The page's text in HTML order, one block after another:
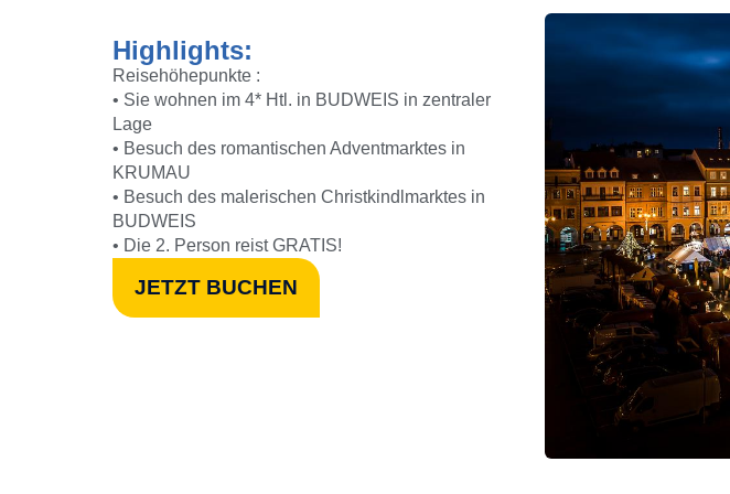
Highlights:
Reisehöhepunkte :
• Sie wohnen im 4* Htl. in BUDWEIS in zentraler
Lage
• Besuch des romantischen Adventmarktes in
KRUMAU
• Besuch des malerischen Christkindlmarktes in
BUDWEIS
• Die 2. Person reist GRATIS!
JETZT BUCHEN